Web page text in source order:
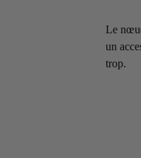
Le
un
trop.